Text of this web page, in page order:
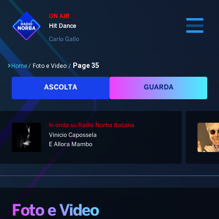
ON AIR
Hit Dance
Carlo Gallo
Home
Palinsesto
Notizie
Home/ Foto e Video / Page 35
ASCOLTA GUARDA
In onda su Radio Norba Italiana
Vinicio Capossela
E Allora Mambo
Foto e Video